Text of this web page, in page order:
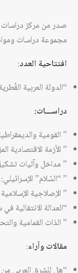
صدر من مركز دراسات
مجموعة دراسات
افتتاحية العدد:
“الدولة العربية
دراســـات:
” القومية
” الأزمة الاقتصادية
” مداخل وآليات
” “السّلام”
” الإصلاحِية
“العدالة الانتقالية
” الذات القمامية
مقالات وآراء: